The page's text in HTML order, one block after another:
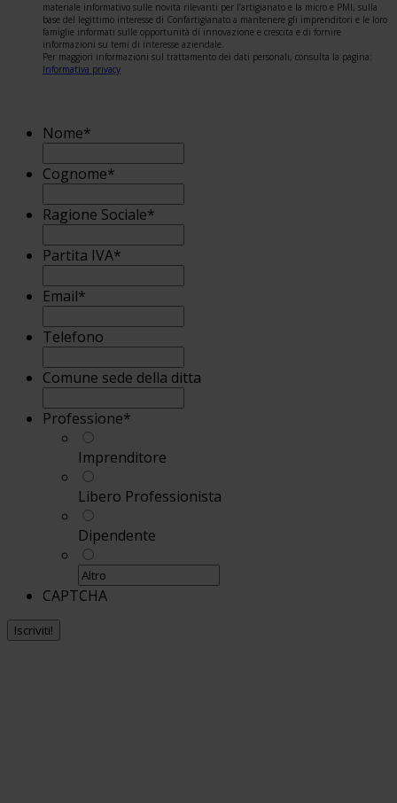
materiale informativo sulle novità rilevanti per l’artigianato e la micro e PMI, sulla
base del legittimo interesse di Confartigianato a mantenere gli imprenditori e le loro
famiglie informati sulle opportunità di innovazione e crescita e di fornire
informazioni su temi di interesse aziendale.
Per maggiori informazioni sul trattamento dei dati personali, consulta la pagina:
Informativa privacy
Nome*
Cognome*
Ragione Sociale*
Partita IVA*
Email*
Telefono
Comune sede della ditta
Professione*
Imprenditore
Libero Professionista
Dipendente
CAPTCHA